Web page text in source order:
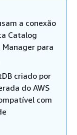
a conexão
Catalog
Manager para
criado por
do AWS
com